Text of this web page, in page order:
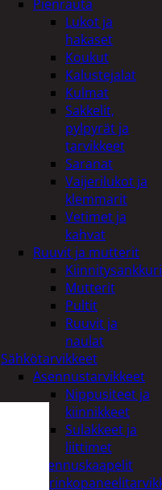
Pienrauta
Lukot ja
hakaset
Koukut
Kalustejalat
Kulmat
Sakkelit,
pylpyrät ja
tarvikkeet
Saranat
Vaijerilukot ja
klemmarit
Vetimet ja
kahvat
Ruuvit ja mutterit
Mutterit
Pultit
Ruuvit ja
naulat
Sähkötarvikkeet
Asennustarvikkeet
Nippusiteet ja
kiinnikkeet
Sulakkeet ja
liittimet
Asennuskaapelit